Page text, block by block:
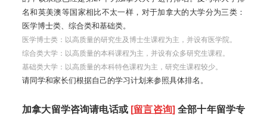
名和英美澳等国家相比不太一样，对于加拿大的大学分为三类：
医学博士类、综合类和基础类。
医学博士类：以高质量的研究生及博士生课程为主，并设有医学院。
综合类大学：以高质量的本科课程为主，并设有众多研究生课程。
基础类大学：以高质量的本科特色课程为主，研究生课程较少。
请同学和家长们根据自己的学习计划来参照具体排名。
加拿大留学咨询请电话或 [留言咨询]全部十年留学专